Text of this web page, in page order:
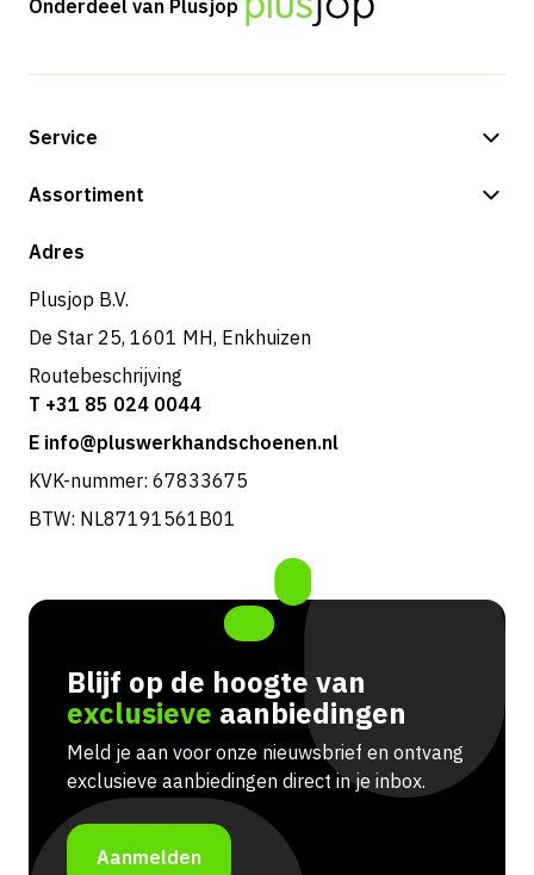
Onderdeel van Plusjop
Service
Betalingsmogelijkheden
Retouren & service
Assortiment
Shop
Adres
Plusjop B.V.
De Star 25, 1601 MH, Enkhuizen
Routebeschrijving
T +31 85 024 0044
E info@pluswerkhandschoenen.nl
KVK-nummer: 67833675
BTW: NL87191561B01
Blijf op de hoogte van
exclusieve aanbiedingen
Meld je aan voor onze nieuwsbrief en ontvang
exclusieve aanbiedingen direct in je inbox.
Aanmelden